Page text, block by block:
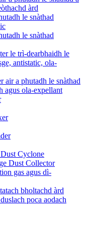
àrd
le snàthad
le snàthad
le trì-dearbhaidh le
antistatic, ola-
air a phutadh le snàthad
agus ola-expellant
Cyclone
Dust Collector
gas agus dì-
bholtachd àrd
poca aodach